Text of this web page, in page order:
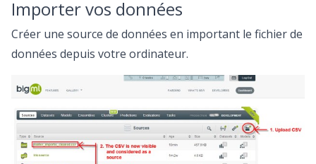
Importer vos données
Créer une source de données en important le fichier de
données depuis votre ordinateur.